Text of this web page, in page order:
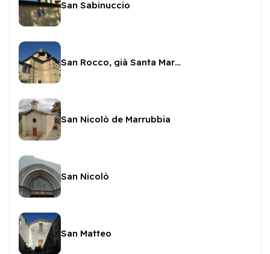
San Sabinuccio
San Rocco, già Santa Maria del Massaccio
San Nicolò de Marrubbia
San Nicolò
San Matteo